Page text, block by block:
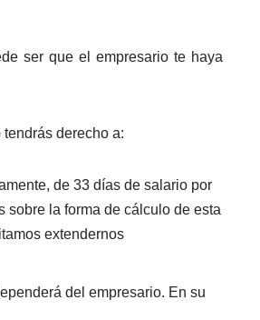
ser que el empresario te haya
derecho a:
de 33 días de salario por
sobre la forma de cálculo de esta
extendernos
del empresario. En su